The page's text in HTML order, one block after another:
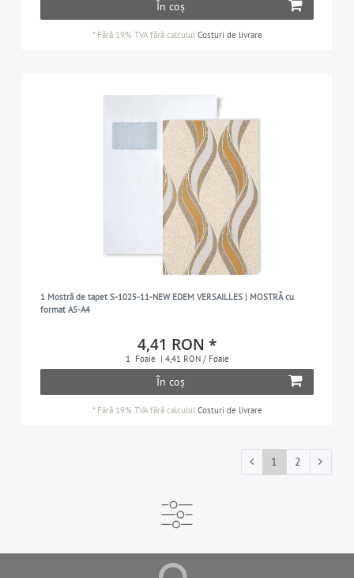
În coș
* Fără 19% TVAfără calculul Costuri de livrare
1 Mostră de tapet S-1025-11-NEW EDEM VERSAILLES | MOSTRĂ cu
format A5-A4
4,41 RON *
1 Foaie | 4,41 RON / Foaie
În coș
* Fără 19% TVAfără calculul Costuri de livrare
1 2